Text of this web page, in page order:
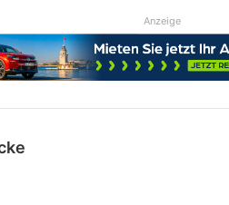
Anzeige